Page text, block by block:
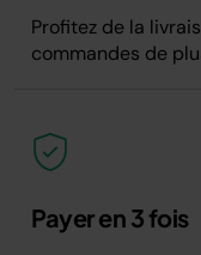
Profitez de la
commandes de
Payer en 3 fois